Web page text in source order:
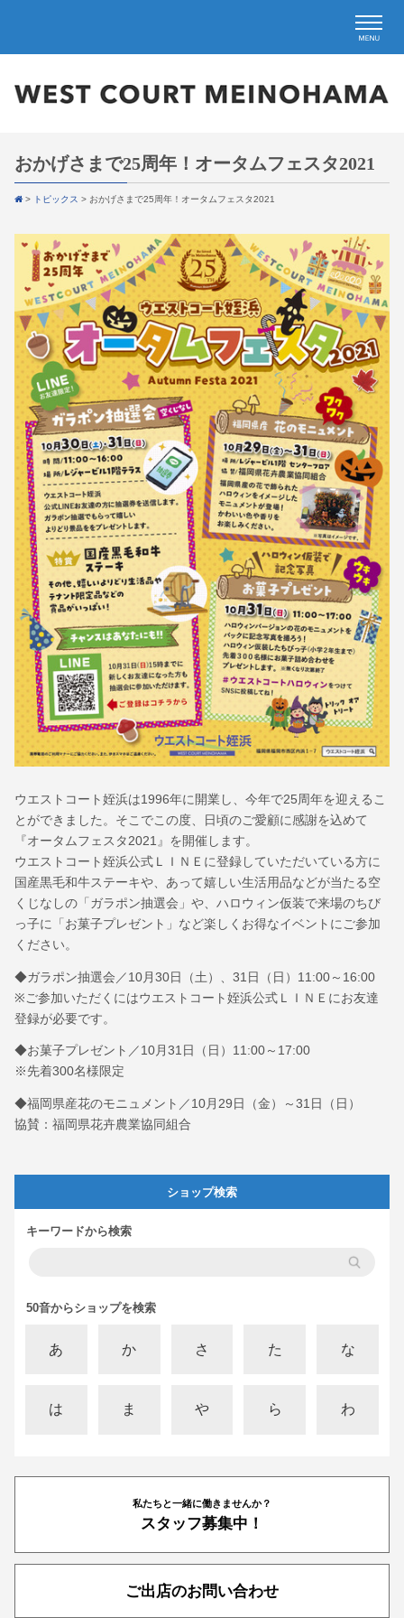
おかげさまで25周年！オータムフェスタ2021
> トピックス > おかげさまで25周年！オータムフェスタ2021
ウエストコート姪浜は1996年に開業し、今年で25周年を迎えるこ
とができました。そこでこの度、日頃のご愛顧に感謝を込めて
『オータムフェスタ2021』を開催します。
ウエストコート姪浜公式ＬＩＮＥに登録していただいている方に
国産黒毛和牛ステーキや、あって嬉しい生活用品などが当たる空
くじなしの「ガラポン抽選会」や、ハロウィン仮装で来場のちび
っ子に「お菓子プレゼント」など楽しくお得なイベントにご参加
ください。
◆ガラポン抽選会／10月30日（土）、31日（日）11:00～16:00
※ご参加いただくにはウエストコート姪浜公式ＬＩＮＥにお友達
登録が必要です。
◆お菓子プレゼント／10月31日（日）11:00～17:00
※先着300名様限定
◆福岡県産花のモニュメント／10月29日（金）～31日（日）
協賛：福岡県花卉農業協同組合
ショップ検索
キーワードから検索
50音からショップを検索
あ か さ た な
は ま や ら わ
私たちと一緒に働きませんか？
スタッフ募集中！
ご出店のお問い合わせ